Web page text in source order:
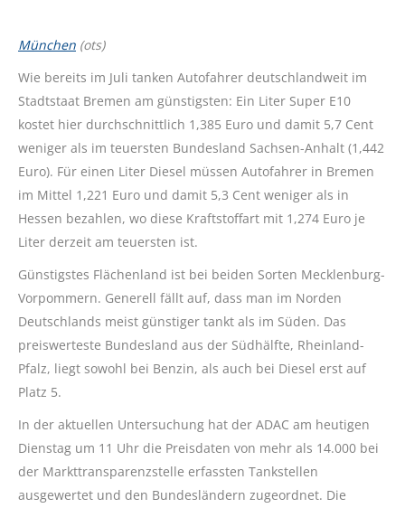
München (ots)
Wie bereits im Juli tanken Autofahrer deutschlandweit im
Stadtstaat Bremen am günstigsten: Ein Liter Super E10
kostet hier durchschnittlich 1,385 Euro und damit 5,7 Cent
weniger als im teuersten Bundesland Sachsen-Anhalt (1,442
Euro). Für einen Liter Diesel müssen Autofahrer in Bremen
im Mittel 1,221 Euro und damit 5,3 Cent weniger als in
Hessen bezahlen, wo diese Kraftstoffart mit 1,274 Euro je
Liter derzeit am teuersten ist.
Günstigstes Flächenland ist bei beiden Sorten Mecklenburg-
Vorpommern. Generell fällt auf, dass man im Norden
Deutschlands meist günstiger tankt als im Süden. Das
preiswerteste Bundesland aus der Südhälfte, Rheinland-
Pfalz, liegt sowohl bei Benzin, als auch bei Diesel erst auf
Platz 5.
In der aktuellen Untersuchung hat der ADAC am heutigen
Dienstag um 11 Uhr die Preisdaten von mehr als 14.000 bei
der Markttransparenzstelle erfassten Tankstellen
ausgewertet und den Bundesländern zugeordnet. Die